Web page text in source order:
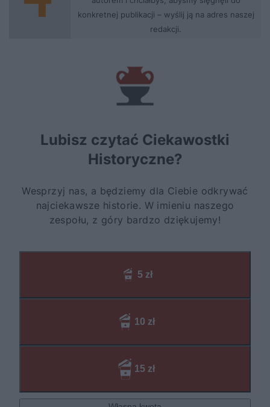
konkretnej publikacji – wyślij ją na adres naszej
redakcji.